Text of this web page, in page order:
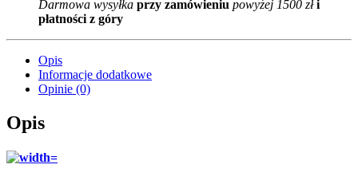
Darmowa wysyłka przy zamówieniu powyżej 1500 złi
płatności z góry
Opis
Informacje dodatkowe
Opinie (0)
Opis